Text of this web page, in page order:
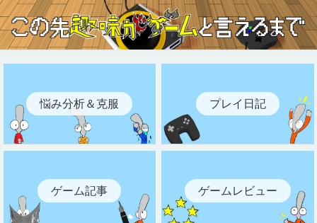
悩み分析＆克服 プレイ日記
ゲーム記事 ゲームレビュー